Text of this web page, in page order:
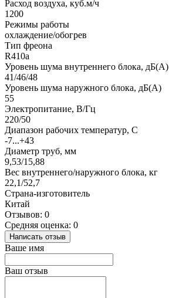
Расход воздуха, куб.м/ч
1200
Режимы работы
охлаждение/обогрев
Тип фреона
R410a
Уровень шума внутреннего блока, дБ(А)
41/46/48
Уровень шума наружного блока, дБ(А)
55
Электропитание, В/Гц
220/50
Диапазон рабочих температур, С
-7...+43
Диаметр труб, мм
9,53/15,88
Вес внутреннего/наружного блока, кг
22,1/52,7
Страна-изготовитель
Китай
Отзывов: 0
Средняя оценка: 0
Написать отзыв
Ваше имя
Ваш отзыв